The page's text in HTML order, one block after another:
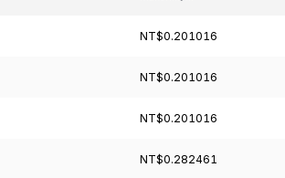
NT$0.201016
NT$0.201016
NT$0.201016
NT$0.282461